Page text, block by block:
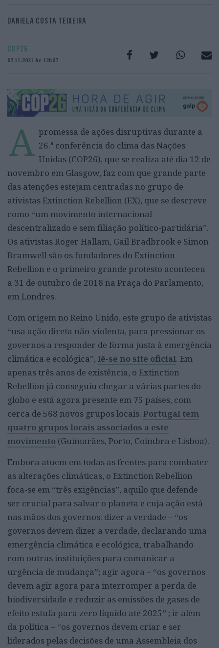
DANIELA COSTA TEIXEIRA
COP26
02.11.2021 às 12h07
A promessa de ações disruptivas durante a
26.ª conferência do clima das Nações
Unidas (COP26), que se realiza até dia 12 de
novembro em Glasgow, faz com que grande parte
das atenções estejam centradas no grupo de
ativistas Extinction Rebellion (EX), que se descreve
como “um movimento internacional
descentralizado e sem filiação político-partidária”.
Os ativistas Roger Hallam, Gail Bradbrook e Simon
Bramwell são os fundadores do Extinction
Rebellion e o primeiro grande protesto aconteceu
a 31 de outubro de 2018 na Praça do Parlamento,
em Londres.
Com origem no Reino Unido, este grupo de ativistas
“usa ação direta não-violenta, para pressionar os
governos a responder de forma justa à emergência
climática e ecológica”, lê-se no site oficial. Em
apenas três anos de existência, o Extinction
Rebellion já conseguiu chegar a várias partes do
globo e está agora presente em 75 países, com
cerca de 568 novos grupos locais. Portugal tem
quatro grupos locais associados a este
movimento (Guimarães, Porto, Coimbra e Lisboa).
Embora atuem em todas as frentes para combater
as alterações climáticas, o Extinction Rebellion
foca-se em “três exigências”, aquilo que defende
ser crucial para salvar o planeta e cuja ação está
nas mãos dos governos: dizer a verdade – “os
governos devem dizer a verdade, declarando uma
emergência climática e ecológica, trabalhando
com outras instituições para comunicar a
urgência de mudança”; agir agora – “os governos
devem agir agora para interromper a perda de
biodiversidade e reduzir as emissões de gases de
efeito estufa para zero líquido até 2025” ; ir além
da política – “os governos devem criar e ser
liderados pelas decisões de uma Assembleia dos